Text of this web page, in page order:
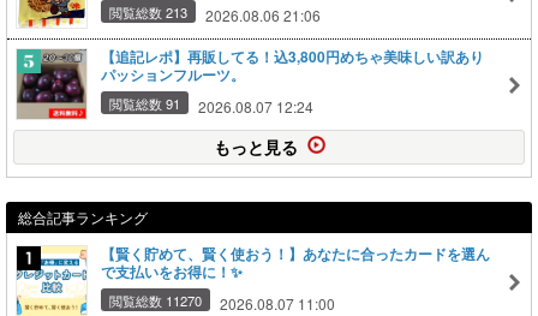
閲覧総数 213 2026.08.06 21:06
【追記レポ】再販してる！込3,800円めちゃ美味しい訳あり
パッションフルーツ。
閲覧総数 91 2026.08.07 12:24
もっと見る
総合記事ランキング
【賢く貯めて、賢く使おう！】あなたに合ったカードを選ん
で支払いをお得に！✨
閲覧総数 11270 2026.08.07 11:00